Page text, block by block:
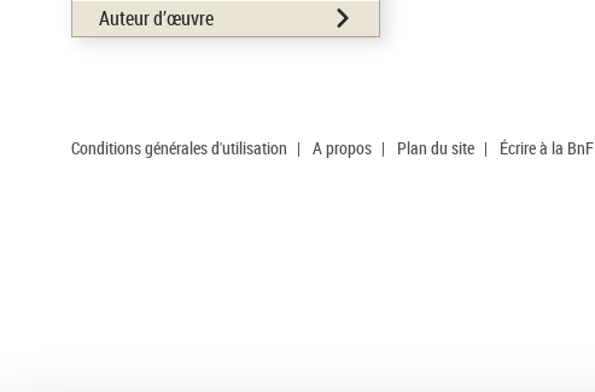
Auteur d’œuvre
Conditions générales d'utilisation | A propos | Plan du site | Écrire à la BnF